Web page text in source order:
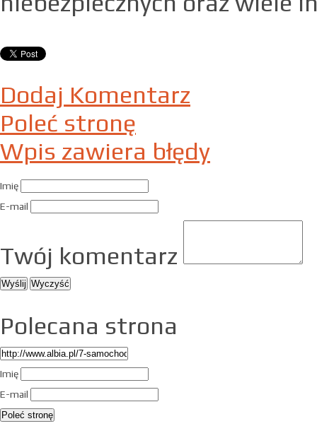
Dodaj Komentarz
Poleć stronę
Wpis zawiera błędy
Imię
E-mail
Twój komentarz
Polecana strona
Imię
E-mail